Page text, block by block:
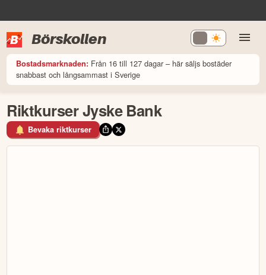
Börskollen
Bostadsmarknaden: Från 16 till 127 dagar – här säljs bostäder
snabbast och långsammast i Sverige
Riktkurser Jyske Bank
Bevaka riktkurser